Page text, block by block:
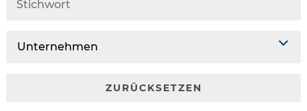
Unternehmen
ZURÜCKSETZEN